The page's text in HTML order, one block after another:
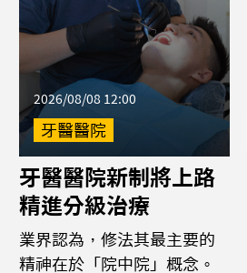
2026/08/08 12:00
牙醫醫院
牙醫醫院新制將上路
精進分級治療
業界認為，修法其最主要的
精神在於「院中院」概念。